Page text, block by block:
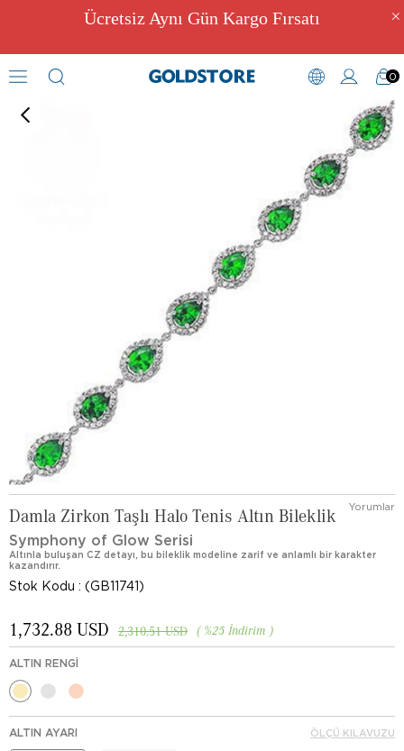
Ücretsiz Aynı Gün Kargo Fırsatı
0
Zirkon Taşlı Bileklikler
Damla Zirkon Taşlı Halo Tenis Altın Bileklik Yorumlar
Symphony of Glow Serisi
Altınla buluşan CZ detayı, bu bileklik modeline zarif ve anlamlı bir karakter
kazandırır.
Stok Kodu (GB11741)
%25 İndirim
2,310.51 USD
1,732.88 USD
ALTIN RENGI
ALTIN AYARI ÖLÇÜ KILAVUZU